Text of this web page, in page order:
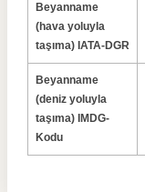
Beyanname
(hava yoluyla
taşıma) IATA-DGR
Beyanname
(deniz yoluyla
taşıma) IMDG-
Kodu